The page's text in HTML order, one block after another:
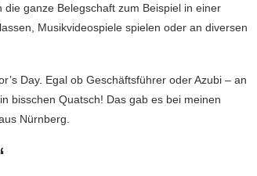
ganze Belegschaft zum Beispiel in einer
Musikvideospiele spielen oder an diversen
Day. Egal ob Geschäftsführer oder Azubi – an
bisschen Quatsch! Das gab es bei meinen
Nürnberg.